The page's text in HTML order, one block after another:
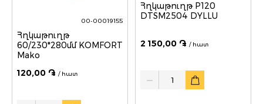
00-00019155
Հղկաթուղթ
60/230*280մմ KOMFORT
Mako
120,00 ֏ / հատ
Հղկաթուղթ P120
DTSM2504 DYLLU
2 150,00 ֏ / հատ